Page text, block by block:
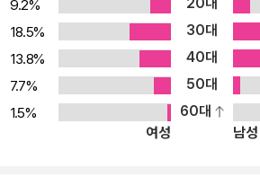
9.2%
20대
18.5%
30대
13.8%
40대
7.7%
50대
1.5%
60대
여성
남성